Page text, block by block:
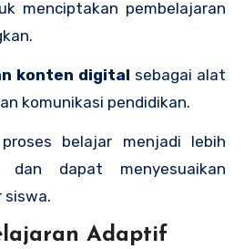
menciptakan pembelajaran
konten digital sebagai alat
komunikasi pendidikan.
belajar menjadi lebih
dan dapat menyesuaikan
siswa.
Adaptif